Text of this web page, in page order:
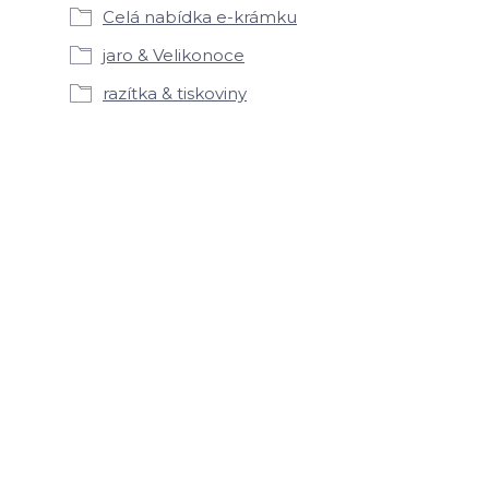
Celá nabídka e-krámku
jaro & Velikonoce
razítka & tiskoviny